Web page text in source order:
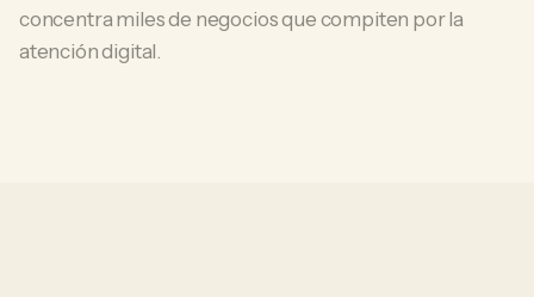
concentra miles de negocios que compiten por la
atención digital.